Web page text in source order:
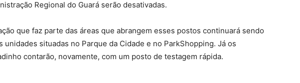
Regional do Guará serão desativadas.
que faz parte das áreas que abrangem esses postos continuará sendo
unidades situadas no Parque da Cidade e no ParkShopping. Já os
contarão, novamente, com um posto de testagem rápida.